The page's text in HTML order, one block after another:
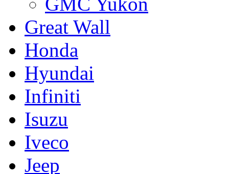
Great Wall
Honda
Hyundai
Infiniti
Isuzu
Iveco
Jeep